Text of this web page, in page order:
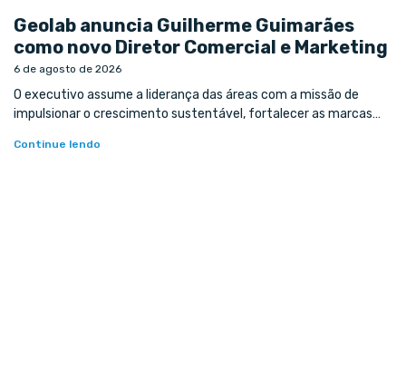
Geolab anuncia Guilherme Guimarães
como novo Diretor Comercial e Marketing
6 de agosto de 2026
O executivo assume a liderança das áreas com a missão de
impulsionar o crescimento sustentável, fortalecer as marcas…
Continue lendo